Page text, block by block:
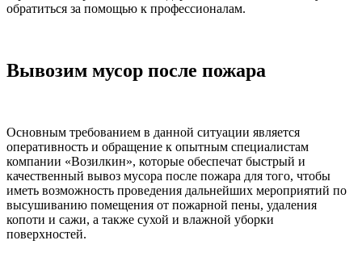
обратиться за помощью к профессионалам.
Вывозим мусор после пожара
Основным требованием в данной ситуации является
оперативность и обращение к опытным специалистам
компании «Возилкин», которые обеспечат быстрый и
качественный вывоз мусора после пожара для того, чтобы
иметь возможность проведения дальнейших мероприятий по
высушиванию помещения от пожарной пены, удаления
копоти и сажи, а также сухой и влажной уборки
поверхностей.